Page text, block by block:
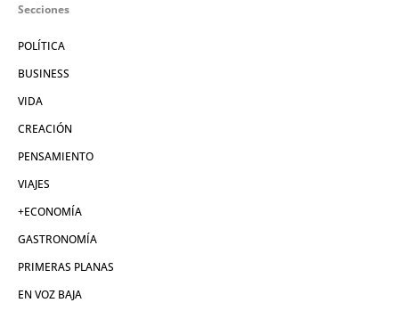
Secciones
POLÍTICA
BUSINESS
VIDA
CREACIÓN
PENSAMIENTO
VIAJES
+ECONOMÍA
GASTRONOMÍA
PRIMERAS PLANAS
EN VOZ BAJA